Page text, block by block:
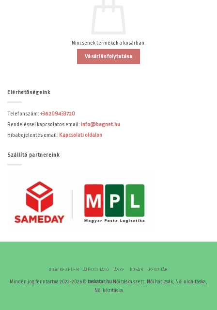
Nincsenek termékek a kosárban.
Vásárlás folytatása
Elérhetőségeink
Telefonszám: +36209433720
Rendeléssel kapcsolatos email: info@bagnet.hu
Hibabejelentés email: Kapcsolati oldalon
Szállító partnereink
ADATKEZELÉSI TÁJÉKOZTATÓ ÁSZF KOSÁR PÉNZTÁR
Minden jog fenntartva 2022-2026 © taskatar.hu Női táska szett, Női hátizsák, Női oldaltáska,
Női kézitáska